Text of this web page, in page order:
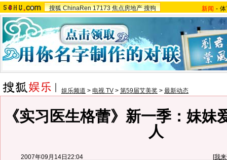
搜狐 ChinaRen 17173 焦点房地产 搜狗 新闻 -
娱乐频道 > 电视 TV > 第59届艾美奖 > 最新动态
《实习医生格蕾》新一季：妹妹
人
2007年09月14日22:04 [我